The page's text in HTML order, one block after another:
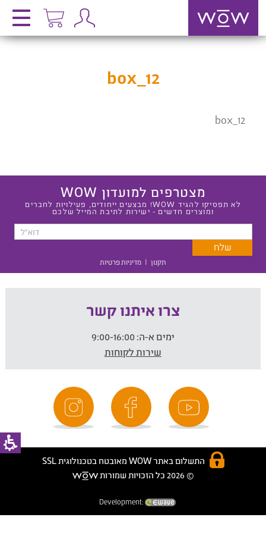
box_12
box_12
מצטרפים למועדון WOW
לא תפסיקו להגיד WOW! מבצעים ייחודים, פעילויות לחברים
ומוצרים חדשים - ישירות לתיבת המייל שלכם
תקנון | מדיניות פרטיות
צרו איתנו קשר
ימים א-ה:
שירות לקוחות
התשלום באתר WOW מאובטח בטכנולוגית SSL
© 2026 כל הזכויות שמורות
Development: